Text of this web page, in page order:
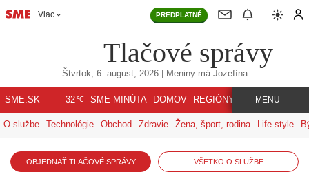
Viac PREDPLATNÉ
Tlačové správy
Štvrtok, 6. august, 2026| Meniny má Jozefína
SME.SK 32℃ SME MINÚTA DOMOV REGIÓNY INDEX SVET
MENU
O službe Technológie Obchod Zdravie Žena, šport, rodina Life style
OBJEDNAŤ TLAČOVÉ SPRÁVY VŠETKO O SLUŽBE